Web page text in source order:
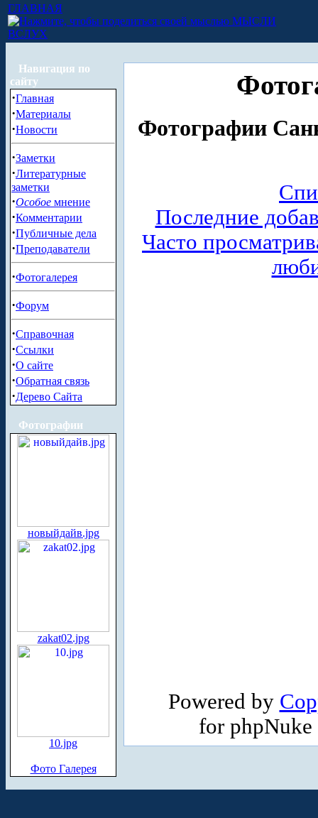
ГЛАВНАЯ
МЫСЛИ
ВСЛУХ
Навигация по
сайту
·Главная
·Материалы
·Новости
·Заметки
·Литературные
заметки
·Особое мнение
·Комментарии
·Публичные дела
·Преподаватели
·Фотогалерея
·Форум
·Справочная
·Ссылки
·О сайте
·Обратная связь
·Дерево Сайта
Фотографии
новыйдайв.jpg
zakat02.jpg
10.jpg
Фото Галерея
Фотографии
Последние
Часто
Powered by
for